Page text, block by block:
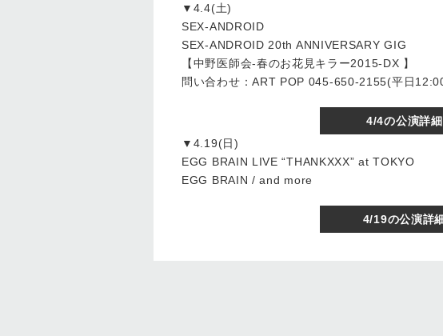
▼4.4(土)
SEX-ANDROID
SEX-ANDROID 20th ANNIVERSARY GIG
【中野医師会-春のお花見キラー2015-DX 】
問い合わせ：ART POP 045-650-2155(平日
4/4の公演詳
▼4.19(日)
EGG BRAIN LIVE “THANKXXX” at TOKYO
EGG BRAIN / and more
4/19の公演詳